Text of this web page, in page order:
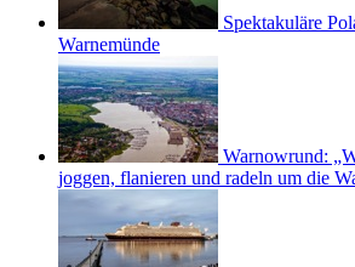
Spektakuläre
Warnemünde
Warnowrund:
joggen, flanieren und radeln um die